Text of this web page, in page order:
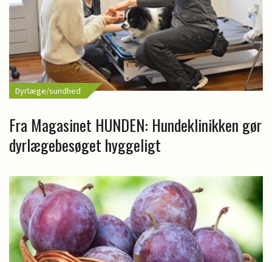
Dyrlæge/sundhed
Fra Magasinet HUNDEN: Hundeklinikken gør
dyrlægebesøget hyggeligt